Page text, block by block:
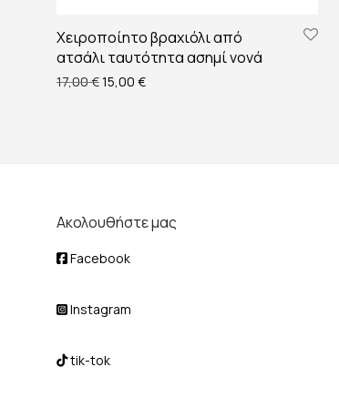
Χειροποίητο βραχιόλι από
ατσάλι ταυτότητα ασημί νονά
17,00€Original price was: 17,00 €.
15,00 €Η τρέχουσα τιμή είναι: 15,00 €.
Ακολουθήστε μας
Facebook
Instagram
tik-tok